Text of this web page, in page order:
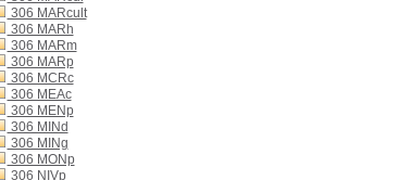
306 MARcult
306 MARh
306 MARm
306 MARp
306 MCRc
306 MEAc
306 MENp
306 MINd
306 MINg
306 MONp
306 NIVp